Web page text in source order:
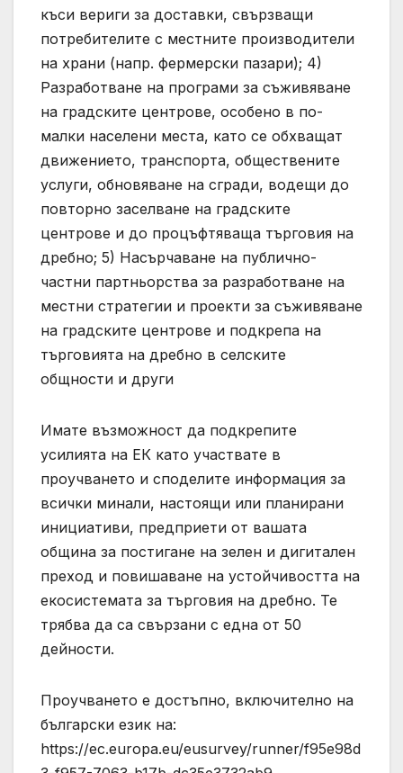
къси вериги за доставки, свързващи
потребителите с местните производители
на храни (напр. фермерски пазари); 4)
Разработване на програми за съживяване
на градските центрове, особено в по-
малки населени места, като се обхващат
движението, транспорта, обществените
услуги, обновяване на сгради, водещи до
повторно заселване на градските
центрове и до процъфтяваща търговия на
дребно; 5) Насърчаване на публично-
частни партньорства за разработване на
местни стратегии и проекти за съживяване
на градските центрове и подкрепа на
търговията на дребно в селските
общности и други
Имате възможност да подкрепите
усилията на ЕК като участвате в
проучването и споделите информация за
всички минали, настоящи или планирани
инициативи, предприети от вашата
община за постигане на зелен и дигитален
преход и повишаване на устойчивостта на
екосистемата за търговия на дребно. Те
трябва да са свързани с една от 50
дейности.
Проучването е достъпно, включително на
български език на:
https://ec.europa.eu/eusurvey/runner/f95e98d